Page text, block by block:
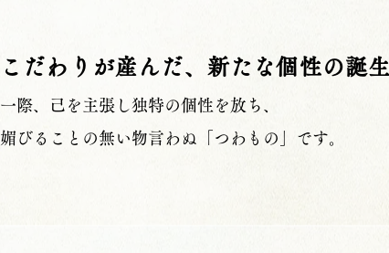
こだわりが産んだ、新たな個性の誕生
一際、己を主張し独特の個性を放ち、
​媚びることの無い物言わぬ「つわもの」です。